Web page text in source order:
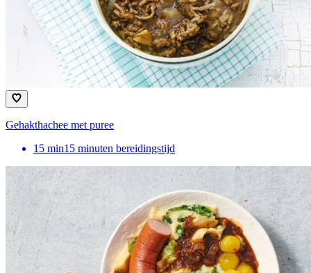
Gehakthachee met puree
15 min15 minuten bereidingstijd